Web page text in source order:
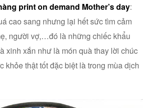
print on demand Mother’s day:
cao sang nhưng lại hết sức tìm cảm
người vợ,…đó là những chiếc khẩu
xinh xắn như là món quà thay lời chúc
khỏe thật tốt đặc biệt là trong mùa dịch